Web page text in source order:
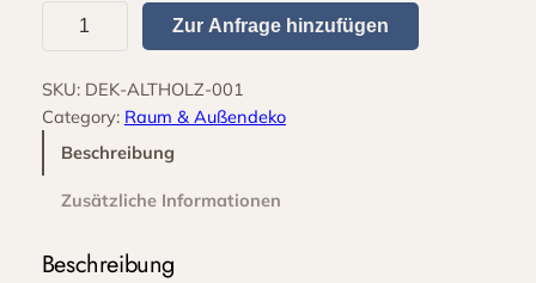
h
o
z
s
Zur Anfrage hinzufügen
SKU: DEK-ALTHOLZ-001
Category: Raum & Außendeko
Beschreibung
Zusätzliche Informationen
Beschreibung